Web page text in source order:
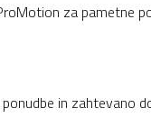
za pametne
in zahtevano